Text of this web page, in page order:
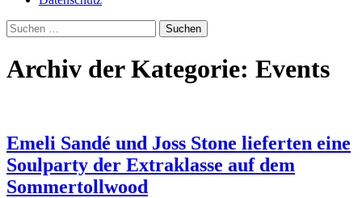
Suchen
nach:
Archiv der Kategorie: Events
Emeli Sandé und Joss Stone lieferten eine
Soulparty der Extraklasse auf dem
Sommertollwood